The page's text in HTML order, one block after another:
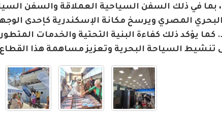
بما في ذلك السفن السياحية العملاقة والسفن
المصري ويرسخ مكانة الإسكندرية كإحدى
يؤكد ذلك كفاءة البنية التحتية والخدمات
تنشيط السياحة البحرية وتعزيز مساهمة هذا